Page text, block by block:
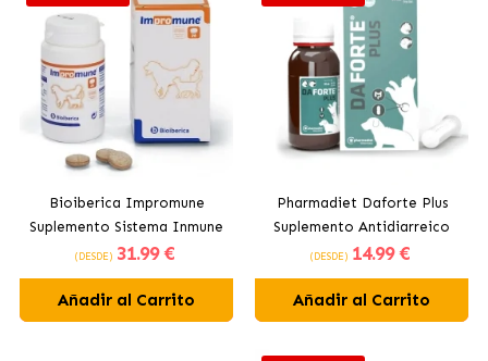
Bioiberica Impromune
Suplemento Sistema Inmune
para Perros y Gatos
(DESDE) 31.99 €
Añadir al Carrito
Pharmadiet Daforte Plus
Suplemento Antidiarreico
para Perros y Gatos
(DESDE) 14.99 €
Añadir al Carrito